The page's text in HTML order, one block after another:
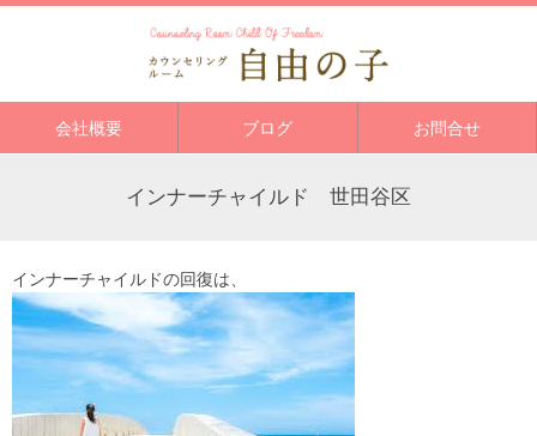
会社概要 ブログ お問合せ
インナーチャイルド 世田谷区
インナーチャイルドの回復は、